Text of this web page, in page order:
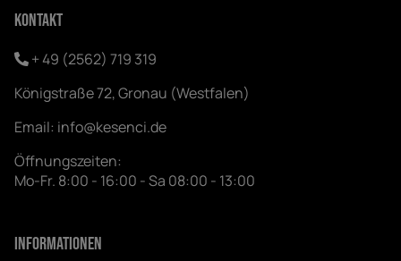
Kontakt
+ 49 (2562) 719 319
Königstraße 72, Gronau (Westfalen)
Email: info@kesenci.de
Öffnungszeiten:
Mo-Fr. 8:00 - 16:00 - Sa 08:00 - 13:00
Informationen